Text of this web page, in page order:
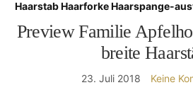
Haarstab Haarforke Haarspange-
Preview Familie
breite
23. Juli 2018 Keine